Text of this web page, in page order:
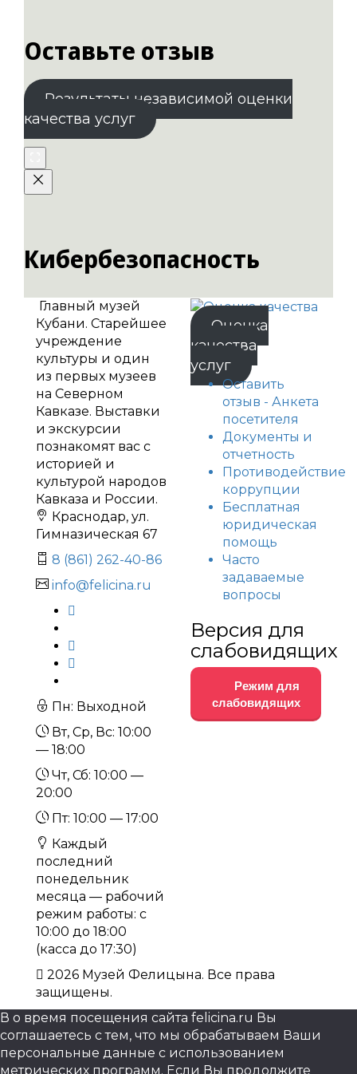
Оставьте отзыв
Результаты независимой оценки
качества услуг
Кибербезопасность
Главный музей
Кубани. Старейшее
учреждение
культуры и один
из первых музеев
на Северном
Кавказе. Выставки
и экскурсии
познакомят вас с
историей и
культурой народов
Кавказа и России.
Краснодар, ул.
Гимназическая 67
8 (861) 262-40-86
info@felicina.ru
Пн: Выходной
Вт, Ср, Вс: 10:00
— 18:00
Чт, Сб: 10:00 —
20:00
Пт: 10:00 — 17:00
Каждый
последний
понедельник
месяца — рабочий
режим работы: с
10:00 до 18:00
(касса до 17:30)
Оценка
качества
услуг
Оставить
отзыв - Анкета
посетителя
Документы и
отчетность
Противодействие
коррупции
Бесплатная
юридическая
помощь
Часто
задаваемые
вопросы
Версия для
слабовидящих
Режим для
слабовидящих
2026 Музей Фелицына. Все права
защищены.
В о время посещения сайта felicina.ru Вы
соглашаетесь с тем, что мы обрабатываем Ваши
персональные данные с использованием
метрических программ. Если Вы продолжите